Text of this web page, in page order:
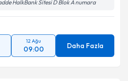
HalkBank Sitesi D Blok A numara
12 Ağu
09:00 Daha Fazla